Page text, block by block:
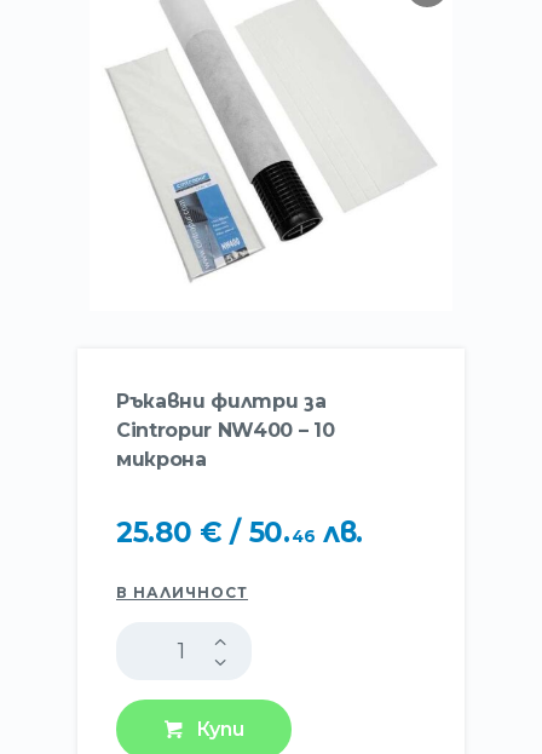
Ръкавни филтри за
Cintropur NW400 – 10
микронa
25.80 € / 50.46 лв.
В НАЛИЧНОСТ
Купи